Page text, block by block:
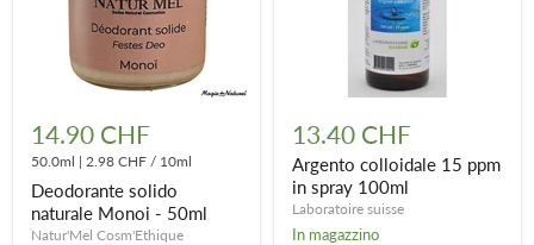
solido
naturale
Monoi
50ml
14.90 CHF
50.0ml | 2.98 CHF / 10ml
Deodorante solido
naturale Monoi - 50ml
Natur'Mel Cosm'Ethique
colloidale
15
ppm
in
spray
100ml
13.40 CHF
Argento colloidale 15 ppm
in spray 100ml
Laboratoire suisse
In magazzino